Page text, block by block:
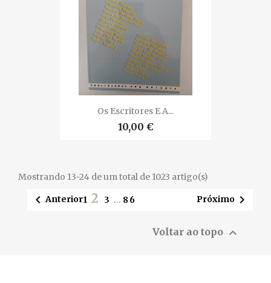
Os Escritores E A...
10,00 €
Mostrando 13-24 de um total de 1023 artigo(s)
Anterior1 2 3 … 86 Próximo 
Voltar ao topo 